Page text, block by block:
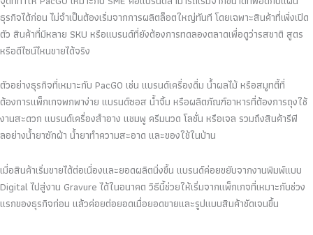
ธุรกิจได้ก่อน ไม่จำเป็นต้องเริ่มจากการผลิตล็อตใหญ่ทันที โดยเฉพาะสินค้าที่เพิ่งเปิด
ตัว สินค้าที่มีหลาย SKU หรือแบรนด์ที่ยังต้องการทดลองตลาดเพื่อดูว่ารสชาติ สูตร
หรือดีไซน์ไหนขายได้จริง
ตัวอย่างธุรกิจที่เหมาะกับ PacGO เช่น แบรนด์เครื่องดื่ม น้ำผลไม้ หรือสมูทตี้ที่
ต้องการแพ็กเกจพกพาง่าย แบรนด์ซอส น้ำจิ้ม หรือผลิตภัณฑ์อาหารที่ต้องการถุงใช้
งานสะดวก แบรนด์เครื่องสำอาง แชมพู ครีมนวด โลชั่น หรือเจล รวมถึงสินค้ารีฟิ
ลอย่างน้ำยาซักผ้า น้ำยาทำความสะอาด และของใช้ในบ้าน
เมื่อสินค้าเริ่มขายได้ต่อเนื่องและยอดผลิตนิ่งขึ้น แบรนด์ค่อยขยับจากงานพิมพ์แบบ
Digital ไปสู่งาน Gravure ได้ในอนาคต วิธีนี้ช่วยให้เริ่มจากแพ็กเกจที่เหมาะกับช่วง
แรกของธุรกิจก่อน แล้วค่อยต่อยอดเมื่อยอดขายและรูปแบบสินค้าชัดเจนขึ้น